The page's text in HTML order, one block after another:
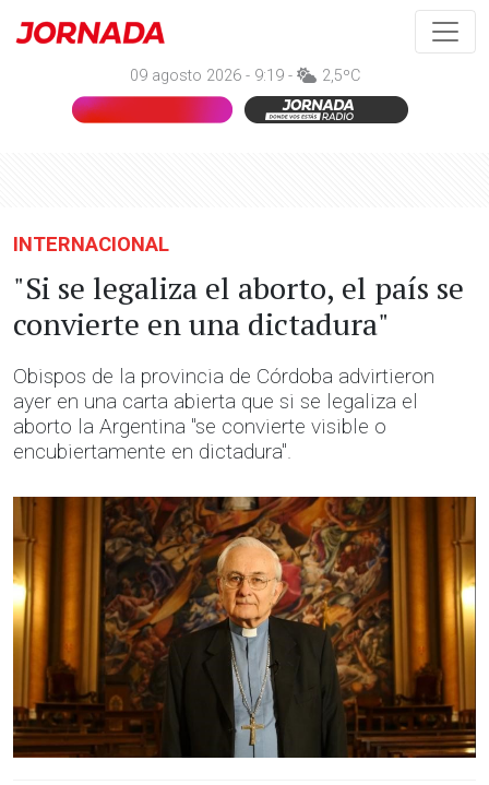
09 agosto 2026 - 9:19 - 2,5ºC
INTERNACIONAL
"Si se legaliza el aborto, el país se
convierte en una dictadura"
Obispos de la provincia de Córdoba advirtieron
ayer en una carta abierta que si se legaliza el
aborto la Argentina "se convierte visible o
encubiertamente en dictadura".